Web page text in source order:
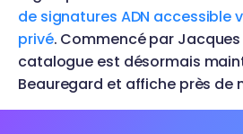
de signatures ADN accessible
privé. Commencé par
catalogue est désormais
Beauregard et affiche près de